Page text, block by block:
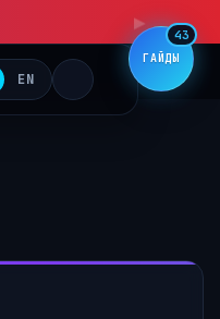
EN ГАЙДЫ
43